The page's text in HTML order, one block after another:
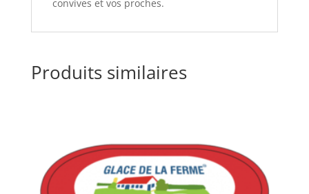
convives et vos proches.
Produits similaires